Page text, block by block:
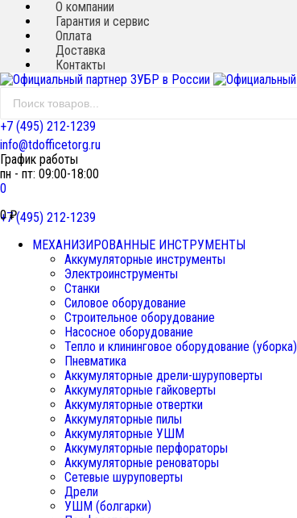
О компании
Гарантия и сервис
Оплата
Доставка
Контакты
+7 (495) 212-1239
info@tdofficetorg.ru
График работы
пн - пт: 09:00-18:00
0
0₽
+7 (495) 212-1239
МЕХАНИЗИРОВАННЫЕ ИНСТРУМЕНТЫ
Аккумуляторные инструменты
Электроинструменты
Станки
Силовое оборудование
Строительное оборудование
Насосное оборудование
Тепло и клининговое оборудование (уборка)
Пневматика
Аккумуляторные дрели-шуруповерты
Аккумуляторные гайковерты
Аккумуляторные отвертки
Аккумуляторные пилы
Аккумуляторные УШМ
Аккумуляторные перфораторы
Аккумуляторные реноваторы
Сетевые шуруповерты
Дрели
УШМ (болгарки)